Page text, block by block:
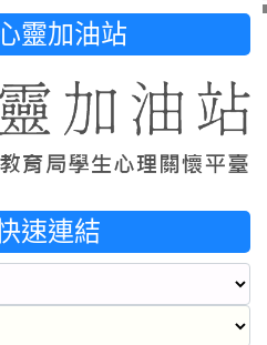
靈加油站
速連結